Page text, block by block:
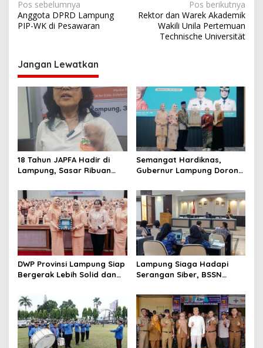
N
a
i
g
a
p
o
s
Pos sebelumnya
Anggota DPRD Lampung
PIP-WK di Pesawaran
Pos berikutnya
Rektor dan Warek Akademik
Wakili Unila Pertemuan
Technische Universität
Jangan Lewatkan
18 Tahun JAPFA Hadir di
Lampung, Sasar Ribuan
Sehat
Semangat Hardiknas,
Gubernur Lampung Dorong
Berbahasa Lampung
DWP Provinsi Lampung Siap
Bergerak Lebih Solid dan
Pembangunan Daerah
Lampung Siaga Hadapi
Serangan Siber, BSSN
di Kabupaten/Kota